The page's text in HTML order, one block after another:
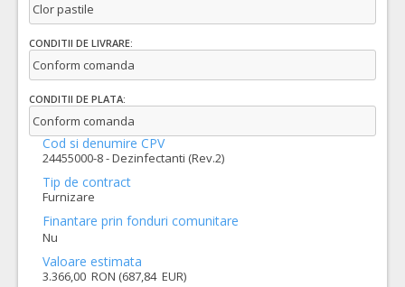
Clor pastile
CONDITII DE LIVRARE:
Conform comanda
CONDITII DE PLATA:
Conform comanda
Cod si denumire CPV
24455000-8 - Dezinfectanti (Rev.2)
Tip de contract
Furnizare
Finantare prin fonduri comunitare
Nu
Valoare estimata
3.366,00 RON (687,84 EUR)